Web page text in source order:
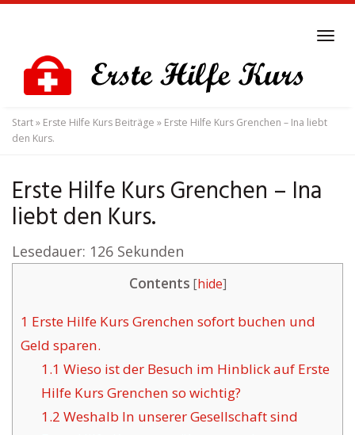
content
Start» Erste Hilfe Kurs Beiträge » Erste Hilfe Kurs Grenchen – Ina liebt
den Kurs.
Erste Hilfe Kurs Grenchen – Ina
liebt den Kurs.
Lesedauer: 126 Sekunden
Contents [hide]
1 Erste Hilfe Kurs Grenchen sofort buchen und
Geld sparen.
1.1 Wieso ist der Besuch im Hinblick auf Erste
Hilfe Kurs Grenchen so wichtig?
1.2 Weshalb In unserer Gesellschaft sind